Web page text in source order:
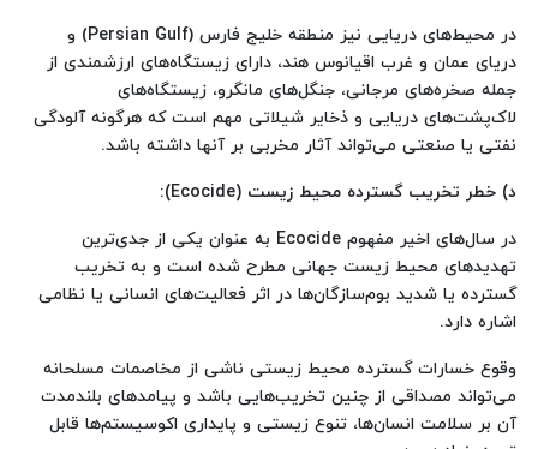
در محیط‌های دریایی نیز منطقه خلیج فارس (Persian Gulf) و
دریای عمان و غرب اقیانوس هند، دارای زیستگاه‌های ارزشمندی از
جمله صخره‌های مرجانی، جنگل‌های مانگرو، زیستگاه‌های
لاک‌پشت‌های دریایی و ذخایر شیلاتی مهم است که هرگونه آلودگی
نفتی یا صنعتی می‌تواند آثار مخربی بر آنها داشته باشد.
د) خطر تخریب گسترده محیط زیست (Ecocide)
:
در سال‌های اخیر مفهوم Ecocide به عنوان یکی از جدی‌ترین
تهدیدهای محیط زیست جهانی مطرح شده است و به تخریب
گسترده یا شدید بوم‌سازگان‌ها در اثر فعالیت‌های انسانی یا نظامی
اشاره دارد.
وقوع خسارات گسترده محیط زیستی ناشی از مخاصمات مسلحانه
می‌تواند مصداقی از چنین تخریب‌هایی باشد و پیامدهای بلندمدت
آن بر سلامت انسان‌ها، تنوع زیستی و پایداری اکوسیستم‌ها قابل